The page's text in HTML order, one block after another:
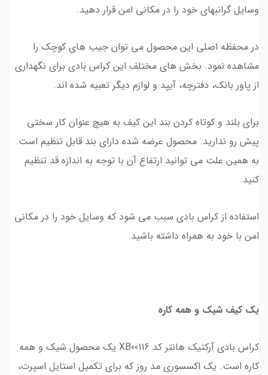
وسایل گرانبهای خود را در مکانی امن قرار دهید.
در محفظه اصلی این محصول می‌ توان جیب‌ های کوچک را
مشاهده نمود. بخش‌ های مختلف این کراس بادی برای نگهداری
از پاور بانک، دفترچه، آیپد و لوازم دیگر تعبیه شده‌ اند.
برای بلند و کوتاه کردن بند این کیف به هیچ عنوان کار سختی
پیش رو ندارید. محصول عرضه شده دارای بند قابل تنظیم است.
به همین علت می‌ توانید ارتفاع آن با توجه به اندازه قد تنظیم
کنید.
استفاده از کراس بادی سبب می‌ شود که وسایل خود را در مکانی
امن با خود به همراه داشته باشید.
یک کیف شیک و همه کاره
کراس بادی آرکتیک هانتر کد XB00116 یک محصول شیک و همه
کاره است. یک اکسسوری مد روز که برای تکمیل استایل اسپرت،